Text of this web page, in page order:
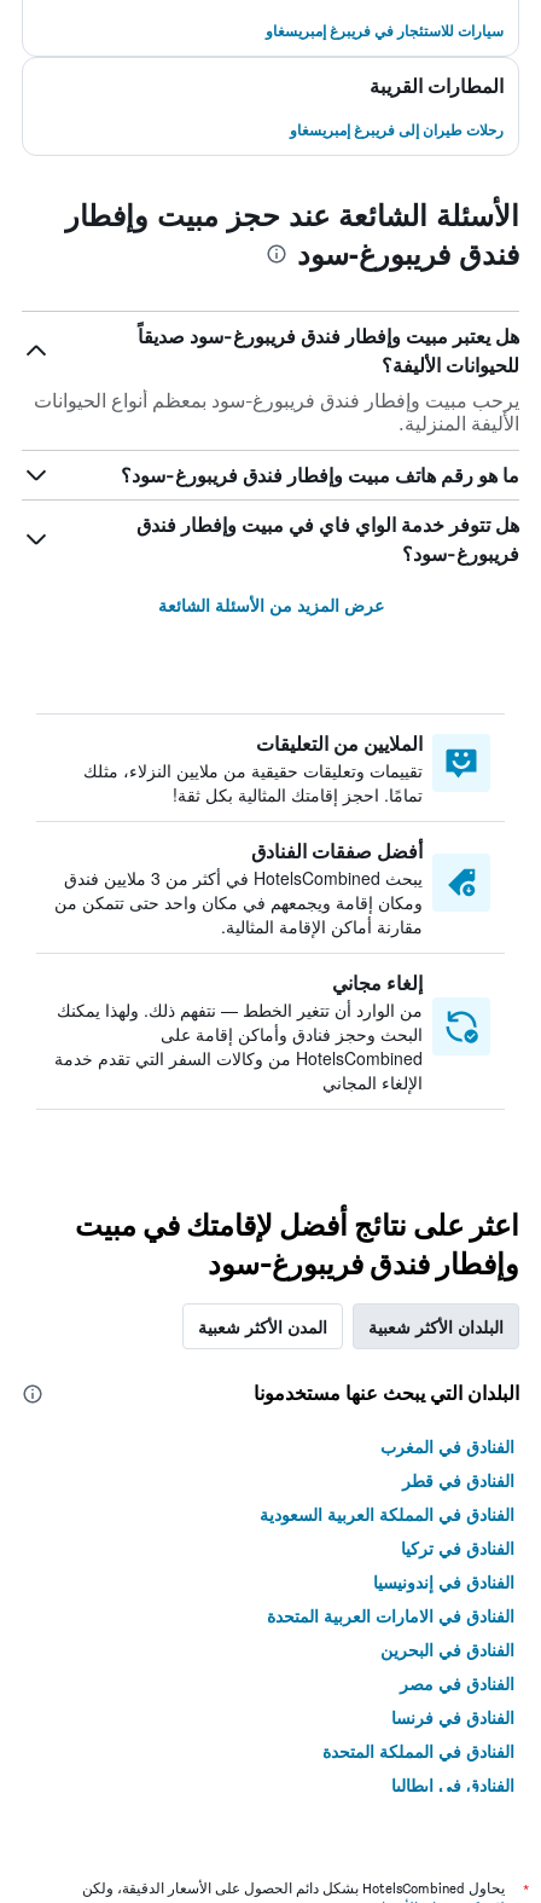
سيارات للاستئجار في فريبرغ إمبريسغاو
المطارات القريبة
رحلات طيران إلى فريبرغ إمبريسغاو
الأسئلة الشائعة عند حجز مبيت وإفطار
فندق فريبورغ-سود
هل يعتبر مبيت وإفطار فندق فريبورغ-سود صديقاً
للحيوانات الأليفة؟
يرحب مبيت وإفطار فندق فريبورغ-سود بمعظم أنواع الحيوانات
الأليفة المنزلية.
ما هو رقم هاتف مبيت وإفطار فندق فريبورغ-سود؟
هل تتوفر خدمة الواي فاي في مبيت وإفطار فندق
فريبورغ-سود؟
عرض المزيد من الأسئلة الشائعة
الملايين من التعليقات
تقييمات وتعليقات حقيقية من ملايين النزلاء، مثلك
تمامًا. احجز إقامتك المثالية بكل ثقة!
أفضل صفقات الفنادق
يبحث HotelsCombined في أكثر من 3 ملايين فندق
ومكان إقامة ويجمعهم في مكان واحد حتى تتمكن من
مقارنة أماكن الإقامة المثالية.
إلغاء مجاني
من الوارد أن تتغير الخطط — نتفهم ذلك. ولهذا يمكنك
البحث وحجز فنادق وأماكن إقامة على
HotelsCombined من وكالات السفر التي تقدم خدمة
الإلغاء المجاني
اعثر على نتائج أفضل لإقامتك في مبيت
وإفطار فندق فريبورغ-سود
البلدان الأكثر شعبية المدن الأكثر شعبية
البلدان التي يبحث عنها مستخدمونا
الفنادق في المغرب
الفنادق في قطر
الفنادق في المملكة العربية السعودية
الفنادق في تركيا
الفنادق في إندونيسيا
الفنادق في الامارات العربية المتحدة
الفنادق في البحرين
الفنادق في مصر
الفنادق في فرنسا
الفنادق في المملكة المتحدة
الفنادق في إيطاليا
*
يحاول HotelsCombined بشكل دائم الحصول على الأسعار الدقيقة، ولكن